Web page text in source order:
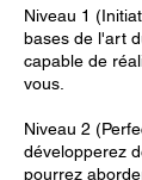
Niveau 1
bases de l'art
capable de
vous.
Niveau 2
développerez
pourrez